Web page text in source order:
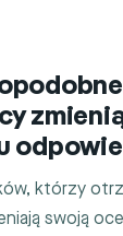
którzy
swoją